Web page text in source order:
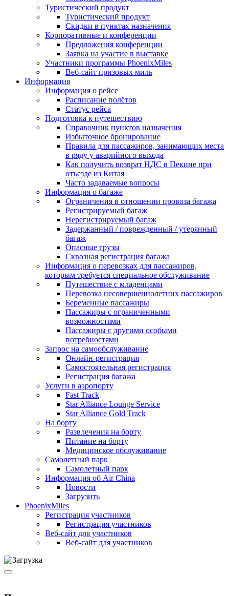
Туристический продукт
Туристический продукт
Скидки в пунктах назначения
Корпоративные и конференции
Предложения конференции
Заявка на участие в выставке
Участники программы PhoenixMiles
Веб-сайт призовых миль
Информация
Информация о рейсе
Расписание полётов
Статус рейса
Подготовка к путешествию
Справочник пунктов назначения
Избыточное бронирование
Правила для пассажиров, занимающих места
в ряду у аварийного выхода
Как получить возврат НДС в Пекине при
отъезде из Китая
Часто задаваемые вопросы
Информация о багаже
Ограничения в отношении провоза багажа
Регистрируемый багаж
Нерегистрируемый багаж
Задержанный / поврежденный / утерянный
багаж
Опасные грузы
Сквозная регистрация багажа
Информация о перевозках для пассажиров,
которым требуется специальное обслуживание
Путешествие с младенцами
Перевозка несовершеннолетних пассажиров
Беременные пассажиры
Пассажиры с ограниченными
возможностями
Пассажиры с другими особыми
потребностями
Запрос на самообслуживание
Онлайн-регистрация
Самостоятельная регистрация
Регистрация багажа
Услуги в аэропорту
Fast Track
Star Alliance Lounge Service
Star Alliance Gold Track
На борту
Развлечения на борту
Питание на борту
Медицинское обслуживание
Самолетный парк
Самолетный парк
Информация об Air China
Новости
Загрузить
PhoenixMiles
Регистрация участников
Регистрация участников
Веб-сайт для участников
Веб-сайт для участников